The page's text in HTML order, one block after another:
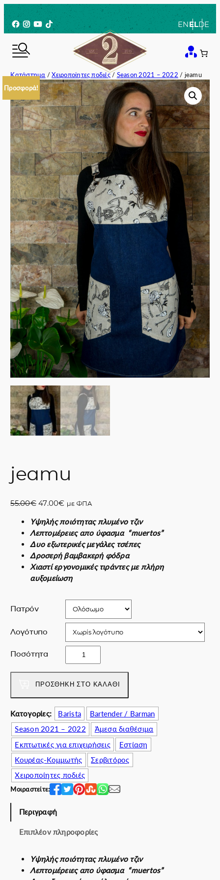
στο
περιεχόμενο
Facebook
Instagram
YouTube
TikTok ENELDE
Κατάστημα /Χειροποίητες ποδιές/ Season 2021 – 2022 / jeamu
Προσφορά!
jeamu
55.00€ O
i
g
i
n
a
l
a
s
:
.
0
0
€
.
47.00€Η
ρ
έ
χ
ο
υ
σ
ε
ν
α
:
4
7
.
0
0
€
.
με ΦΠΑ
Υψηλής ποιότητας πλυμένο τζιν
Λεπτομέρειες απο ύφασμα “muertos”
Δυο εξωτερικές μεγάλες τσέπες
Δροσερή βαμβακερή φόδρα
Χιαστί εργονομικές τιράντες με πλήρη
αυξομείωση
Πατρόν
Λογότυπο
Ποσότητα
e
a
m
u
π
ο
σ
ό
τ
η
τ
α
ΠΡΟΣΘΉΚΗ ΣΤΟ ΚΑΛΆΘΙ
Κατογορίες: Barista
Bartender / Barman
Season 2021 – 2022
Άμεσα διαθέσιμα
Εκπτωτικές για επιχειρήσεις
Εστίαση
Κουρέας-Κομμωτής
Σερβιτόρος
Χειροποίητες ποδιές
Μοιραστείτε:
Περιγραφή
Επιπλέον πληροφορίες
Υψηλής ποιότητας πλυμένο τζιν
Λεπτομέρειες απο ύφασμα “muertos”